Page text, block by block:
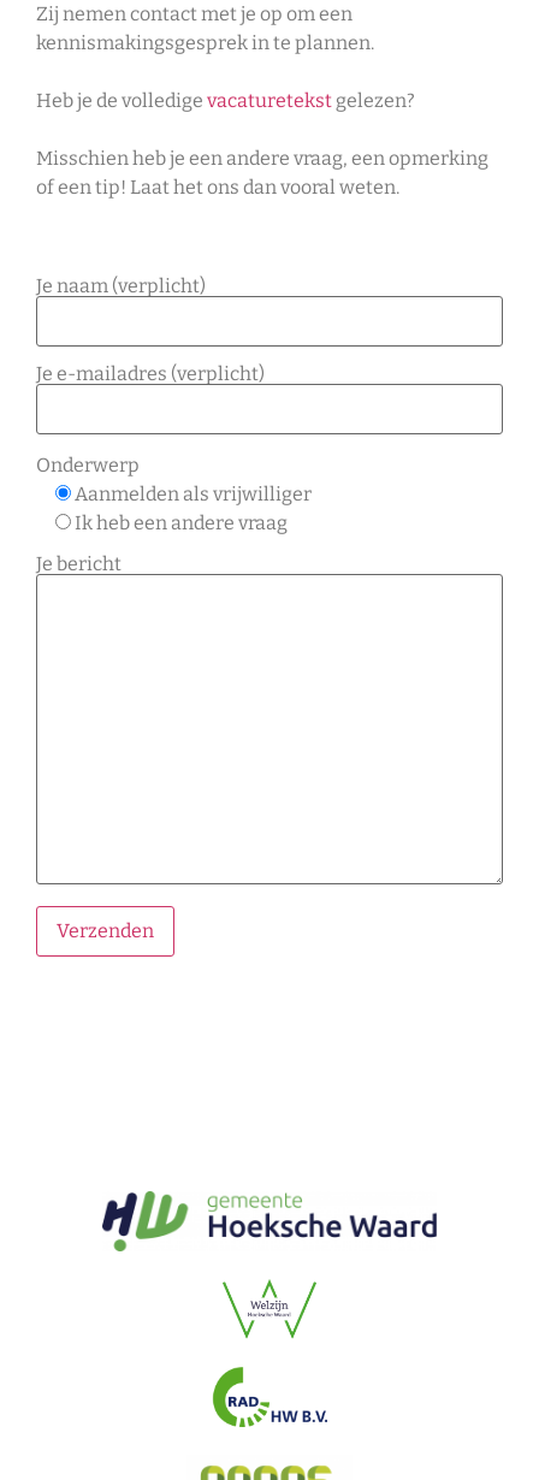
Zij nemen contact met je op om een
kennismakingsgesprek in te plannen.
Heb je de volledige vacaturetekst gelezen?
Misschien heb je een andere vraag, een opmerking
of een tip! Laat het ons dan vooral weten.
Je naam (verplicht)
Je e-mailadres (verplicht)
Onderwerp
Aanmelden als vrijwilliger
Ik heb een andere vraag
Je bericht